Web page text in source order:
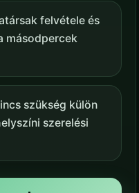
felvétele és
másodpercek
szükség külön
szerelési